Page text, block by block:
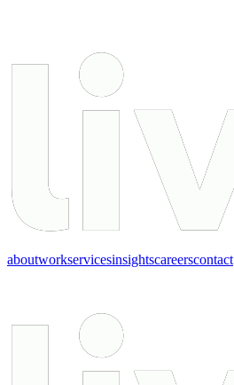
aboutworkservicesinsightscareerscontact